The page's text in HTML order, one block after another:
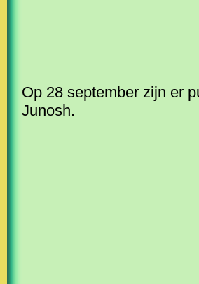
Op 28 september zijn er
Junosh.